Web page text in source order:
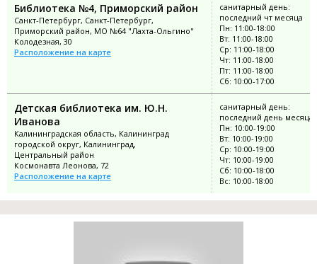
Библиотека №4, Приморский район
Санкт-Петербург, Санкт-Петербург,
Приморский район, МО №64 "Лахта-Ольгино"
Колодезная, 30
Расположение на карте
санитарный день:
последний чт месяца
Пн: 11:00-18:00
Вт: 11:00-18:00
Ср: 11:00-18:00
Чт: 11:00-18:00
Пт: 11:00-18:00
Сб: 10:00-17:00
Детская библиотека им. Ю.Н.
Иванова
Калининградская область, Калининград
городской округ, Калининград,
Центральный район
Космонавта Леонова, 72
Расположение на карте
санитарный день:
последний день месяца
Пн: 10:00-19:00
Вт: 10:00-19:00
Ср: 10:00-19:00
Чт: 10:00-19:00
Сб: 10:00-18:00
Вс: 10:00-18:00